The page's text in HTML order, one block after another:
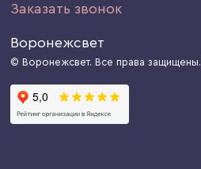
Заказать звонок
Воронежсвет
© Воронежсвет. Все права защищены.